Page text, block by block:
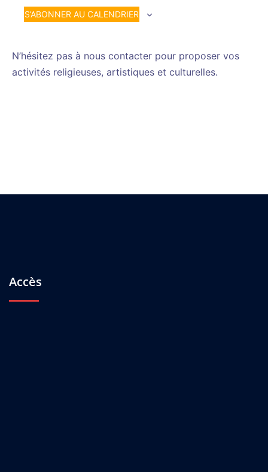
S’ABONNER AU CALENDRIER
N’hésitez pas à nous contacter pour proposer vos
activités religieuses, artistiques et culturelles.
Accès